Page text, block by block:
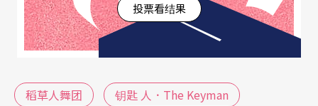
的各种情绪，都可能是现代社会中，每个人内心的
投影。
投票看结果
稻草人舞团
钥匙 人．The Keyman